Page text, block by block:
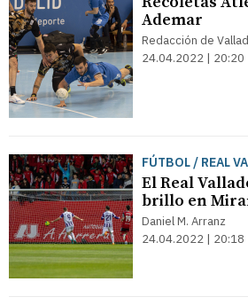
Ademar
Redacción de
24.04.2022 | 20:20
FÚTBOL / REAL
El Real
brillo en
Daniel M. Arranz
24.04.2022 | 20:18